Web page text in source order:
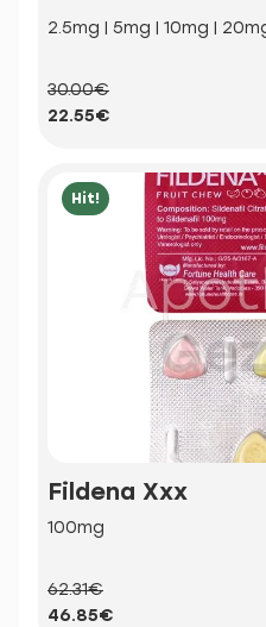
2.5mg | 5mg | 10mg |
30.00€
22.55€
Hit!
Fildena Xxx
100mg
62.31€
46.85€